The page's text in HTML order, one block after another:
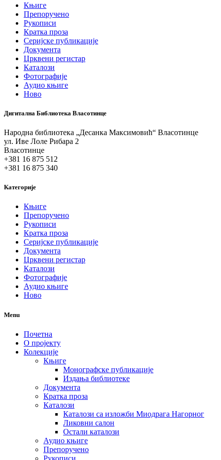
Књиге
Препоручено
Рукописи
Кратка проза
Серијске публикације
Документа
Црквени регистар
Каталози
Фотографије
Аудио књиге
Ново
Дигитална Библиотека Власотинце
Народна библиотека „Десанка Максимовић“ Власотинце
ул. Иве Лоле Рибара 2
Власотинце
+381 16 875 512
+381 16 875 340
Категорије
Књиге
Препоручено
Рукописи
Кратка проза
Серијске публикације
Документа
Црквени регистар
Каталози
Фотографије
Аудио књиге
Ново
Menu
Почетна
О пројекту
Колекције
Књиге
Монографске публикације
Издања библиотеке
Документа
Кратка проза
Каталози
Каталози са изложби Миодрага Нагорног
Ликовни салон
Остали каталози
Аудио књиге
Препоручено
Рукописи